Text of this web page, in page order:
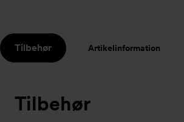
Tilbehør Artikelinformation
Tilbehør